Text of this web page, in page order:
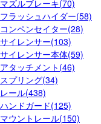
マズルブレーキ(70)
フラッシュハイダー(58)
コンペンセイター(28)
サイレンサー(103)
サイレンサー本体(59)
アタッチメント(46)
スプリング(34)
レール(438)
ハンドガード(125)
マウントレール(150)